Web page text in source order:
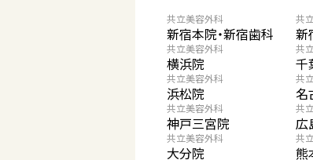
共立美容外科
新宿本院・新宿歯科
共
新
共立美容外科
横浜院
共
千
共立美容外科
浜松院
共
名
共立美容外科
神戸三宮院
共
広
共立美容外科
大分院
共
熊